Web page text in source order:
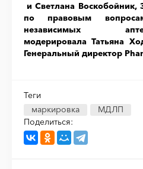
и Светлана Воскобойник,
по правовым
независимых
модерировала Татьяна
Генеральный директор
Теги
маркировка
МДЛП
Поделиться: